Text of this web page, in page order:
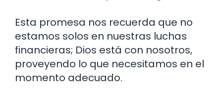
Esta promesa nos recuerda que no
estamos solos en nuestras luchas
financieras; Dios está con nosotros,
proveyendo lo que necesitamos en el
momento adecuado.